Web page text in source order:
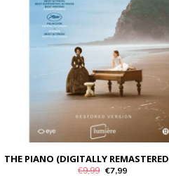
THE PIANO (DIGITALLY
€9,99 €7,99